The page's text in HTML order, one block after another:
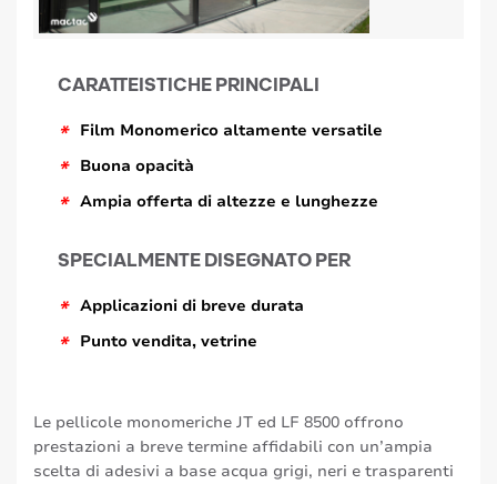
CARATTEISTICHE PRINCIPALI
* Film Monomerico altamente versatile
* Buona opacità
* Ampia offerta di altezze e lunghezze
SPECIALMENTE DISEGNATO PER
* Applicazioni di breve durata
* Punto vendita, vetrine
Le pellicole monomeriche JT ed LF 8500 offrono
prestazioni a breve termine affidabili con un’ampia
scelta di adesivi a base acqua grigi, neri e trasparenti